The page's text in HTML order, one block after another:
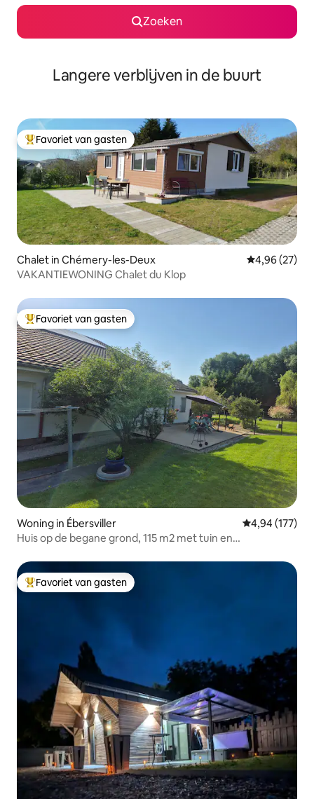
Zoeken
Langere verblijven in de buurt
Topfavoriet van gasten
Favoriet van gasten
Chalet in Chémery-les-Deux Gemiddelde
4,96 (27)
VAKANTIEWONING Chalet du Klop
Topfavoriet van gasten
Favoriet van gasten
Woning in Ébersviller Gemiddelde
4,94 (177)
Huis op de begane grond, 115 m2 met tuin en
Topfavoriet van gasten
Favoriet van gasten